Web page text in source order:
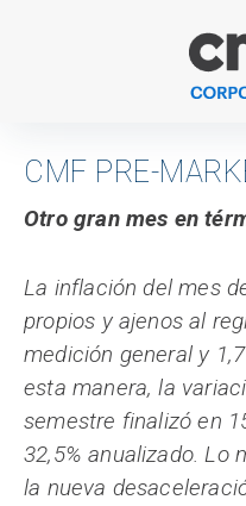
CMF PRE-
Otro gran mes en
La inflación del mes
propios y ajenos al
medición general y
esta manera, la
semestre finalizó en
32,5% anualizado. Lo
la nueva